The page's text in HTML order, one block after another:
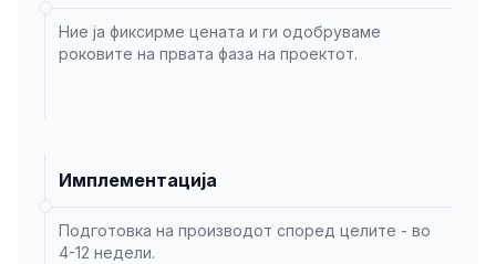
Ние ја фиксирме цената и ги одобруваме
роковите на првата фаза на проектот.
Имплементација
Подготовка на производот според целите - во
4-12 недели.